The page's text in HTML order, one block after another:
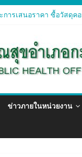
ารเสนอราคา ซื้อวัสดุส
ารเสนอราคา ซื้อวัสดุคอ
การเสนอราคา ซื้อวัสดุส
ารเสนอรา ซื้อวัสดุงานบ้
ข่าวภายในหน่วยงาน